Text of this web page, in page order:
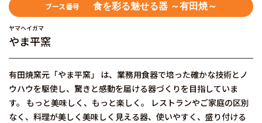
ブース番号 食を彩る魅せる器 ～有田焼～
ヤマヘイガマ
やま平窯
有田焼窯元「やま平窯」 は、業務用食器で培った確かな技術とノ
ウハウを駆使し、驚きと感動を届ける器づくりを目指していま
す。 もっと美味しく、もっと楽しく。 レストランやご家庭の区別
なく、料理が美しく美味しく見える器、使いやすく、盛り付ける